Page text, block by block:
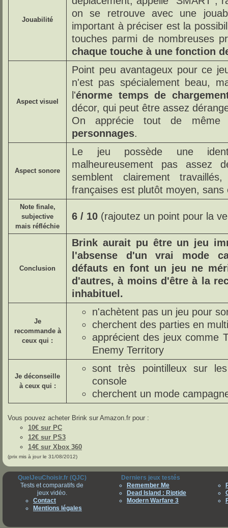
Jouabilité
on se retrouve avec une
important à préciser est la
touches parmi de nombreuses
chaque touche à une fonction
Aspect visuel
Point peu avantageux pour ce
n'est pas spécialement beau,
l'énorme temps de
décor, qui peut être assez
On apprécie tout de
personnages.
Aspect sonore
Le jeu possède une
malheureusement pas assez
semblent clairement
françaises est plutôt moyen,
Note finale,
subjective
mais réfléchie
6 / 10 (rajoutez un point pour la
Conclusion
Brink aurait pu être un jeu
l'absense d'un vrai mode
défauts en font un jeu ne
d'autres, à moins d'être à la
inhabituel.
Je
recommande à
ceux qui :
n'achètent pas un jeu pour
cherchent des parties en
apprécient des jeux comme
Enemy Territory
Je déconseille
à ceux qui :
sont très pointilleux sur
console
cherchent un mode
Vous pouvez acheter Brink sur Amazon.fr pour :
10€ sur PC
12€ sur PS3
14€ sur Xbox 360
(prix mis à jour le 31/08/2012)
QuelJeuChoisir.fr (QJC)
Tests et comparatifs de
jeux vidéo.
Contact
Mentions légales
Derniers jeux testés
Remember Me
Dead Island : Riptide
Modern Warfare 3